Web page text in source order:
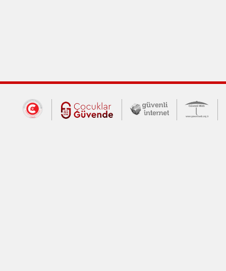
Dış Bağlantılar
Cumhurbaşkanlığı İletişim Merkezi
Çocuklar Güvende (yeni
Güvenli